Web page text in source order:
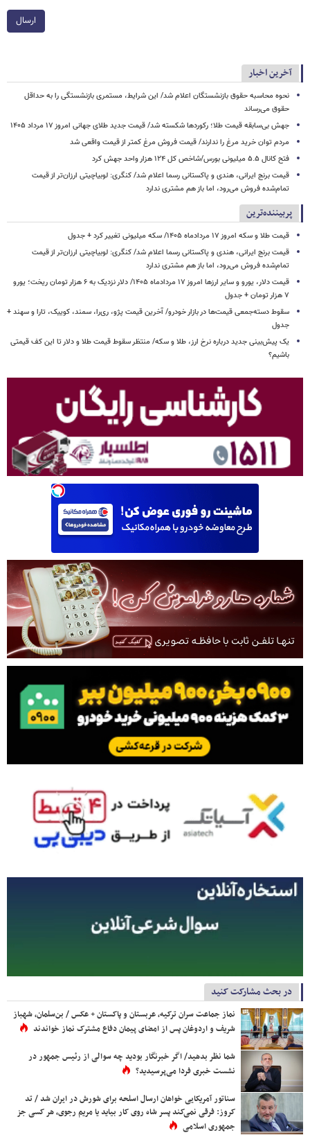
ارسال
آخرین اخبار
نحوه محاسبه حقوق بازنشستگان اعلام شد/ این شرایط، مستمری بازنشستگی را به حداقل
حقوق می‌رساند
جهش بی‌سابقه قیمت طلا؛ رکوردها شکسته شد/ قیمت جدید طلای جهانی امروز ۱۷ مرداد ۱۴۰۵
مردم توان خرید مرغ را ندارند/ قیمت فروش مرغ کمتر از قیمت واقعی شد
فتح کانال ۵.۵ میلیونی بورس/شاخص کل ۱۲۴ هزار واحد جهش کرد
قیمت برنج ایرانی، هندی و پاکستانی رسما اعلام شد/ کنگری: لوبیاچیتی ارزان‌تر از قیمت
تمام‌شده فروش می‌رود، اما باز هم مشتری ندارد
پربیننده‌ترین
قیمت طلا و سکه امروز ۱۷ مردادماه ۱۴۰۵/ سکه میلیونی تغییر کرد + جدول
قیمت برنج ایرانی، هندی و پاکستانی رسما اعلام شد/ کنگری: لوبیاچیتی ارزان‌تر از قیمت
تمام‌شده فروش می‌رود، اما باز هم مشتری ندارد
قیمت دلار، یورو و سایر ارزها امروز ۱۷ مردادماه ۱۴۰۵/ دلار نزدیک به ۶ هزار تومان ریخت؛ یورو
۷ هزار تومان + جدول
سقوط دسته‌جمعی قیمت‌ها در بازار خودرو/ آخرین قیمت پژو، ری‌را، سمند، کوییک، تارا و سهند +
جدول
یک پیش‌بینی جدید درباره نرخ ارز، طلا و سکه/ منتظر سقوط قیمت طلا و دلار تا این کف قیمتی
باشیم؟
در بحث مشارکت کنید
نماز جماعت سران ترکیه، عربستان و پاکستان + عکس / بن‌سلمان، شهباز
شریف و اردوغان پس از امضای پیمان دفاع مشترک نماز خواندند
شما نظر بدهید/ اگر خبرنگار بودید چه سوالی از رئیس جمهور در
نشست خبری فردا می‌پرسیدید؟
سناتور آمریکایی خواهان ارسال اسلحه برای شورش در ایران شد / تد
کروز: فرقی نمی‌کند پسر شاه روی کار بیاید یا مریم رجوی، هر کسی جز
جمهوری اسلامی